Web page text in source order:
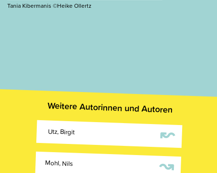
Tania Kibermanis ©Heike Ollertz
Weitere Autorinnen und Autoren
↜
Utz, Birgit
Mohl, Nils ↝